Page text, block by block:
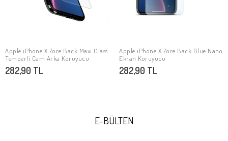
SEPETE EKLE
Apple iPhone X Zore Back Maxi Glass
Temperli Cam Arka Koruyucu
282,90 TL
SEPETE EKLE
Apple iPhone X Zore Back Blue Nano
Ekran Koruyucu
282,90 TL
E-BÜLTEN